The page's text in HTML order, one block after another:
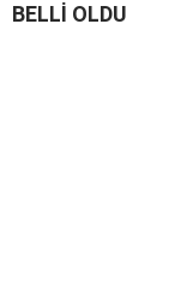
BELLİ OLDU